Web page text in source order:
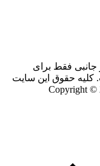
جانبی فقط برای
کلیه حقوق این سایت